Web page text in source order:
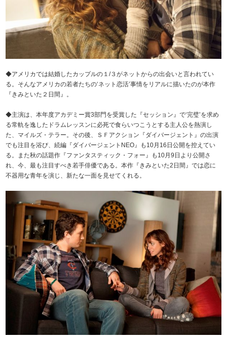
◆アメリカでは結婚したカップルの１/３がネットからの出会いと言われてい
る。そんなアメリカの若者たちの‘ネット恋活’事情をリアルに描いたのが本作
『きみといた２日間』。
◆主演は、本年度アカデミー賞3部門を受賞した『セッション』で‘完璧’を求め
る常軌を逸したドラムレッスンに必死で食らいつこうとする主人公を熱演し
た、マイルズ・テラー。その後、ＳＦアクション『ダイバージェント』の出演
でも注目を浴び、続編『ダイバージェントNEO』も10月16日公開を控えてい
る。また秋の話題作『ファンタスティック・フォー』も10月9日より公開さ
れ、今、最も注目すべき若手俳優である。本作『きみといた2日間』では恋に
不器用な青年を演じ、新たな一面を見せてくれる。